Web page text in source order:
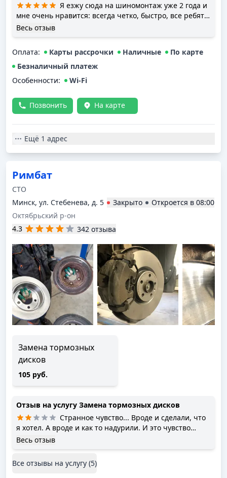
Я езжу сюда на шиномонтаж уже 2 года и
мне очень нравится: всегда четко, быстро, все ребята
приветливы и предельно вежливы, улыбаются! Когда
было и это прекрасно! Считаю полезной
диагностическую карту: благодаря ней в какой-то из
годов обнаружилась небольшая беда с передним
правым тормозным диском, но все уладилось: ребята
заказали запчасть и поставили. В общем, ребятам
большое спасибо, я рада, что есть кому доверять в
мире сто!
Весь отзыв
Оплата: Карты рассрочки Наличные
По карте
Безналичный платеж
Особенности:
Wi-Fi
Позвонить На карте
Ещё 1 адрес
Римбат
СТО
Минск, ул. Стебенева, д. 5
Закрыто Откроется в 08:00
Октябрьский р-он
4.3
342 отзыва
Замена тормозных
дисков
105 руб.
Отзыв на услугу Замена тормозных дисков
Странное чувство... Вроде и сделали, что
я хотел. А вроде и как то надурили. И это чувство
второй раз возникает. Кстати дважды был на сто.
смена была) и сказали что эти диски ни о чем.
Весь отзыв
Все отзывы на услугу (5)